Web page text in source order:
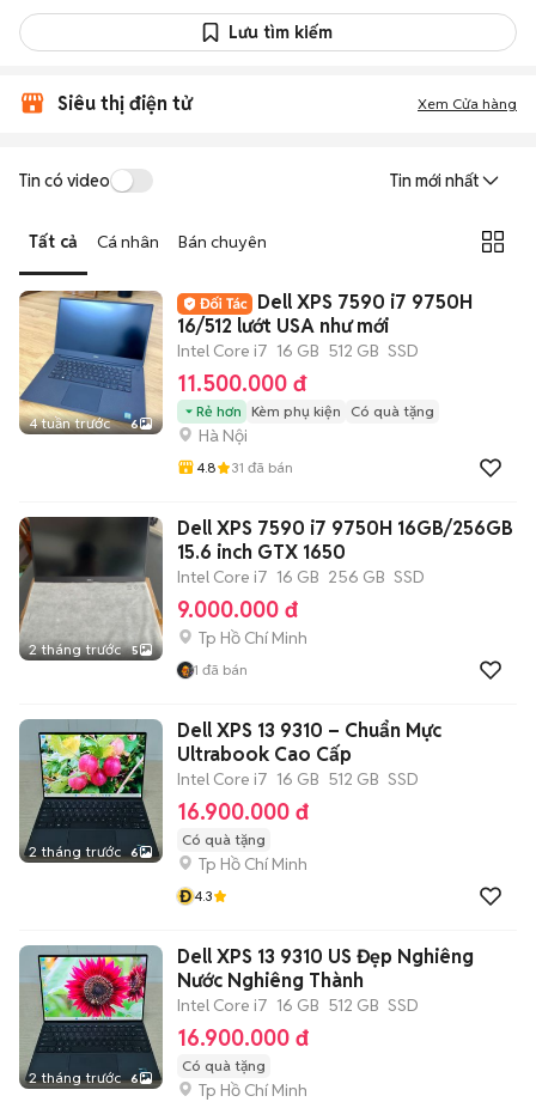
Lưu tìm kiếm
Siêu thị điện tử Xem Cửa hàng
Tin có video Tin mới nhất
Tất cả Cá nhân Bán chuyên
4 tuần trước 6
Dell XPS 7590 i7 9750H
16/512 lướt USA như mới
Intel Core i7 16 GB 512 GB SSD
11.500.000 đ
Rẻ hơn Kèm phụ kiện Có quà tặng
Hà Nội
4.8 31 đã bán
2 tháng trước 5
Dell XPS 7590 i7 9750H 16GB/256GB
15.6 inch GTX 1650
Intel Core i7 16 GB 256 GB SSD
9.000.000 đ
Tp Hồ Chí Minh
1 đã bán
2 tháng trước 6
Dell XPS 13 9310 – Chuẩn Mực
Ultrabook Cao Cấp
Intel Core i7 16 GB 512 GB SSD
16.900.000 đ
Có quà tặng
Tp Hồ Chí Minh
Đ4.3
2 tháng trước 6
Dell XPS 13 9310 US Đẹp Nghiêng
Nước Nghiêng Thành
Intel Core i7 16 GB 512 GB SSD
16.900.000 đ
Có quà tặng
Tp Hồ Chí Minh